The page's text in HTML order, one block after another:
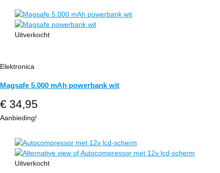
Uitverkocht
Elektronica
Magsafe 5.000 mAh powerbank wit
€ 34,95
Aanbieding!
Uitverkocht